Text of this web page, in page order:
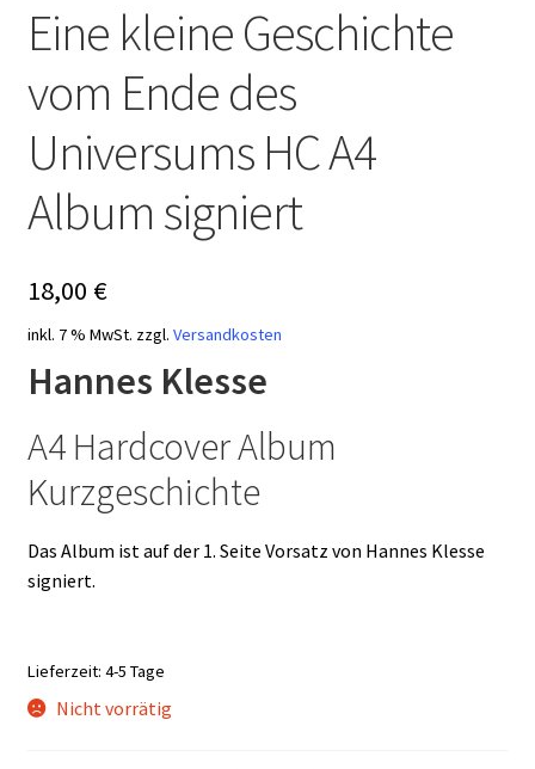
Eine kleine Geschichte
vom Ende des
Universums HC A4
Album signiert
18,00 €
inkl. 7 % MwSt. zzgl. Versandkosten
Hannes Klesse
A4 Hardcover Album
Kurzgeschichte
Das Album ist auf der 1. Seite Vorsatz von Hannes Klesse
signiert.
Lieferzeit: 4-5 Tage
Nicht vorrätig